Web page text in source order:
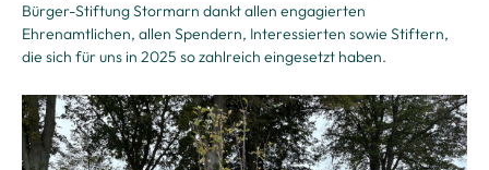
Bürger-Stiftung Stormarn dankt allen engagierten
Ehrenamtlichen, allen Spendern, Interessierten sowie Stiftern,
die sich für uns in 2025 so zahlreich eingesetzt haben.